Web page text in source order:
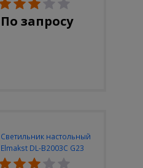
По запросу
Светильник настольный
Elmakst DL-B2003C G23
черный струбцина